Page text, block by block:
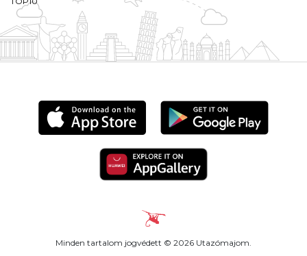
Minden tartalom jogvédett © 2026 Utazómajom.